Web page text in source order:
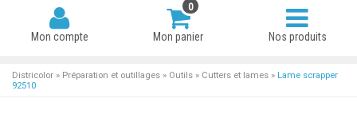
Mon compte
0
Mon panier Nos produits
Districolor » Préparation et outillages » Outils » Cutters et lames » Lame scrapper
92510